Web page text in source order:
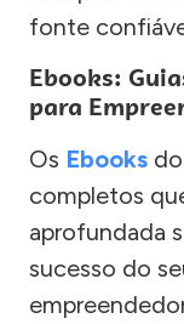
fonte
Ebooks:
para
Os Ebooks
completos
aprofundada
sucesso do